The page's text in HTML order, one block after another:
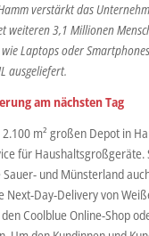
verstärkt das
weiteren 3,1 Millionen
Laptops oder
ausgeliefert.
am nächsten Tag
m² großen Depot in
für
und Münsterland
Next-Day-Delivery von
Coolblue Online-Shop